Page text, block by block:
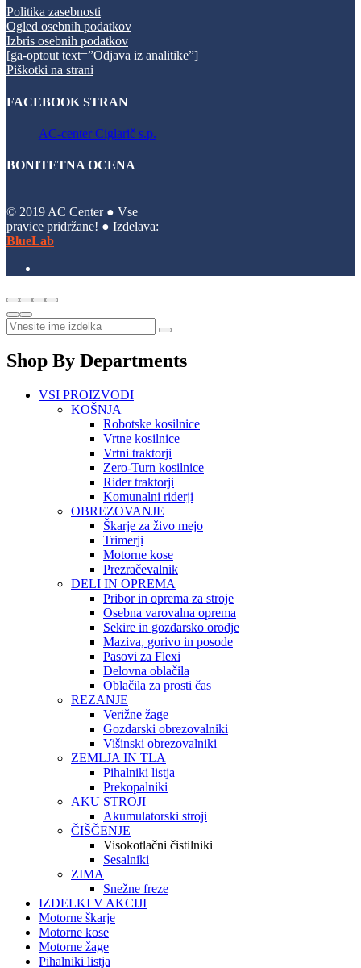
Politika zasebnosti
Ogled osebnih podatkov
Izbris osebnih podatkov
[ga-optout text=”Odjava iz analitike”]
Piškotki na strani
FACEBOOK STRAN
AC-center Ciglarič s.p.
BONITETNA OCENA
© 2019 AC Center ● Vse
pravice pridržane! ● Izdelava:
BlueLab
Shop By Departments
VSI PROIZVODI
KOŠNJA
Robotske kosilnice
Vrtne kosilnice
Vrtni traktorji
Zero-Turn kosilnice
Rider traktorji
Komunalni riderji
OBREZOVANJE
Škarje za živo mejo
Trimerji
Motorne kose
Prezračevalnik
DELI IN OPREMA
Pribor in oprema za stroje
Osebna varovalna oprema
Sekire in gozdarsko orodje
Maziva, gorivo in posode
Pasovi za Flexi
Delovna oblačila
Oblačila za prosti čas
REZANJE
Verižne žage
Gozdarski obrezovalniki
Višinski obrezovalniki
ZEMLJA IN TLA
Pihalniki listja
Prekopalniki
AKU STROJI
Akumulatorski stroji
ČIŠČENJE
Visokotlačni čistilniki
Sesalniki
ZIMA
Snežne freze
IZDELKI V AKCIJI
Motorne škarje
Motorne kose
Motorne žage
Pihalniki listja